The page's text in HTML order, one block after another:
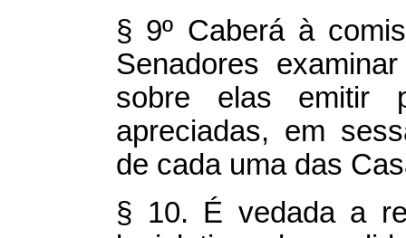
§ 9º Caberá à
Senadores
sobre elas emitir
apreciadas, em
de cada uma das
§ 10. É vedada a